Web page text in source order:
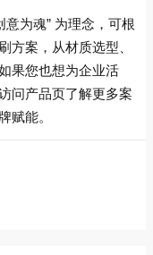
意为魂” 为理念，可根
方案，从材质选型、
果您也想为企业活
问产品页了解更多案
赋能。